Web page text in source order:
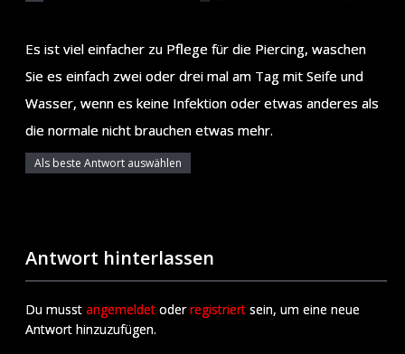
Es ist viel einfacher zu Pflege für die Piercing, waschen
Sie es einfach zwei oder drei mal am Tag mit Seife und
Wasser, wenn es keine Infektion oder etwas anderes als
die normale nicht brauchen etwas mehr.
Als beste Antwort auswählen
Antwort hinterlassen
Du musst angemeldet oderregistriert sein, um eine neue
Antwort hinzuzufügen.